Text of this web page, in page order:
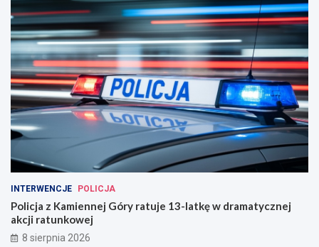
INTERWENCJE POLICJA
Policja z Kamiennej Góry ratuje 13-latkę w dramatycznej
akcji ratunkowej
8 sierpnia 2026